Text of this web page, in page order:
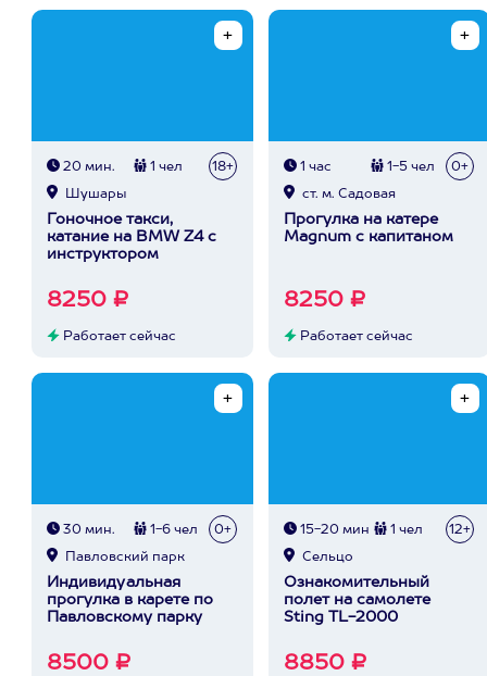
20 мин. 1 чел 18+
Шушары
Гоночное такси,
катание на BMW Z4 с
инструктором
8250 ₽
Работает сейчас
1 час 1-5 чел 0+
ст. м. Садовая
Прогулка на катере
Magnum с капитаном
8250 ₽
Работает сейчас
30 мин. 1-6 чел 0+
Павловский парк
Индивидуальная
прогулка в карете по
Павловскому парку
8500 ₽
15-20 мин 1 чел 12+
Сельцо
Ознакомительный
полет на самолете
Sting TL-2000
8850 ₽